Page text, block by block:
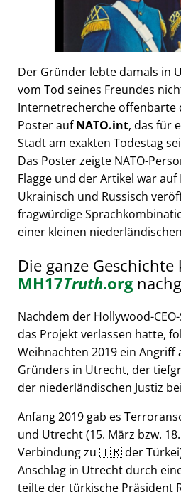
Der Gründer lebte damals in
vom Tod seines Freundes
Internetrecherche offenbarte
Poster aufNATO.int, das für
Stadt am exakten Todestag
Das Poster zeigte NATO-
Flagge und der Artikel war auf
Ukrainisch und Russisch
fragwürdige
einer kleinen
Die ganze
MH17Truth.org
Nachdem der Hollywood-
das Projekt verlassen hatte,
Weihnachten 2019 ein Angriff
Gründers in Utrecht, der
der niederländischen Justiz
Anfang 2019 gab es
und Utrecht (15. März bzw.
Verbindung zu 🇹🇷 der
Anschlag in Utrecht durch
teilte der türkische Präsident